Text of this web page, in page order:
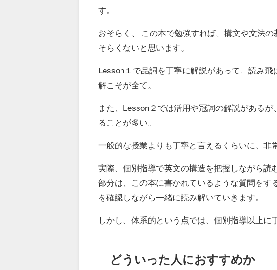
す。
おそらく、 この本で勉強すれば、構文や文法
そらくないと思います。
Lesson１で品詞を丁寧に解説があって、読み
解こそが全て。
また、Lesson２では活用や冠詞の解説がある
ることが多い。
一般的な授業よりも丁寧と言えるくらいに、非
実際、個別指導で英文の構造を把握しながら読
部分は、この本に書かれているような質問をす
を確認しながら一緒に読み解いていきます。
しかし、体系的という点では、個別指導以上に
どういった人におすすめか